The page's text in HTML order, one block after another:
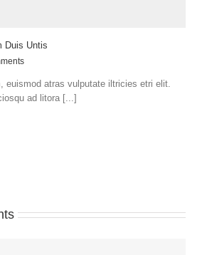
Duis Untis
euismod atras vulputate iltricies etri elit.
ad litora [...]